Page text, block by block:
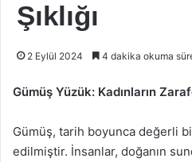
Şıklığı
2 Eylül 2024 4 dakika okuma
Gümüş Yüzük: Kadınların
Gümüş, tarih boyunca değerli
edilmiştir. İnsanlar, doğanın